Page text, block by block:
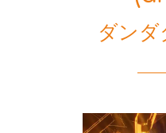
ダンダ